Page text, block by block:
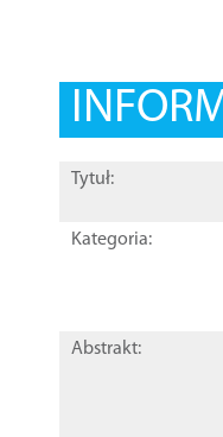
Tytuł:
Kategoria:
Abstrakt: